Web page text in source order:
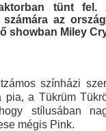
tünt fel.
az
showban Miley
színházi
pia, a Tükrüm
stílusában
mégis Pink.